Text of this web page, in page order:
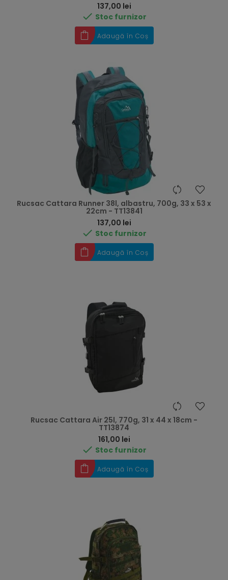
137,00 lei
 Stoc furnizor
Adaugă în Coș
Rucsac Cattara Runner 38l, albastru, 700g, 33 x 53 x
22cm - TT13841
137,00 lei
 Stoc furnizor
Adaugă în Coș
Rucsac Cattara Air 25l, 770g, 31 x 44 x 18cm -
TT13874
161,00 lei
 Stoc furnizor
Adaugă în Coș